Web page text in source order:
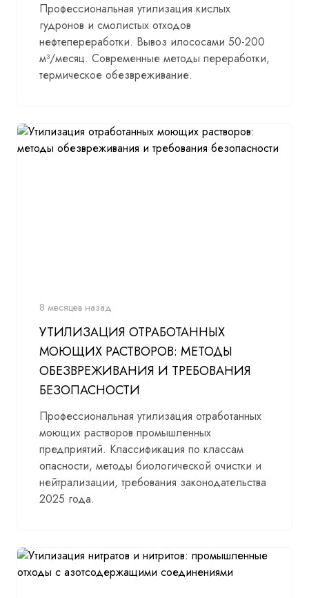
Профессиональная утилизация кислых
гудронов и смолистых отходов
нефтепереработки. Вывоз илососами 50-200
м³/месяц. Современные методы переработки,
термическое обезвреживание.
8 месяцев назад
УТИЛИЗАЦИЯ ОТРАБОТАННЫХ
МОЮЩИХ РАСТВОРОВ: МЕТОДЫ
ОБЕЗВРЕЖИВАНИЯ И ТРЕБОВАНИЯ
БЕЗОПАСНОСТИ
Профессиональная утилизация отработанных
моющих растворов промышленных
предприятий. Классификация по классам
опасности, методы биологической очистки и
нейтрализации, требования законодательства
2025 года.